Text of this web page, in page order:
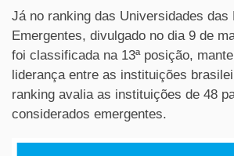
Já no ranking das Universidades das
Emergentes, divulgado no dia 9 de
foi classificada na 13ª posição,
liderança entre as instituições
ranking avalia as instituições de 48
considerados emergentes.